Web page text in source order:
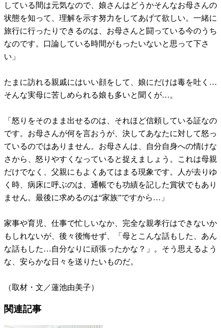
している間は元気なので、娘さんはどうかそんなお母さんの
状態を知って、理解を示す努力をしてあげて欲しい。一緒に
旅行に行ったりできるのは、お母さんと闘っている今のうち
なのです。口論している時間がもったいないと思って下さ
い」
たまに訪れる親戚にはいい顔をして、娘にだけは毒を吐く…
そんな実母に苦しめられる娘も多いと聞くが…。
「怒りをそのまま出せるのは、それほど信頼している証なの
です。お母さんが何を言おうが、決してあなたに対して怒っ
ているのではありません。お母さんは、自分自身への情けな
さから、怒りやすくなっていると捉えましょう。これは母親
だけでなく、父親にもよくあてはまる現象です。人が去りゆ
く時、病床に呼ぶのは、通帳でも功績を記した賞状でもあり
ません。最後に求めるのは“家族”ですから…」
家事や育児、仕事で忙しいなか、完全な親孝行はできないか
もしれないが、後々後悔せず、「母とこんな話もした、あん
な話もした…自分なりに頑張ったかな？」。そう思えるよう
な、安らかな日々を送りたいものだ。
（取材・文／蓮池由美子）
関連記事